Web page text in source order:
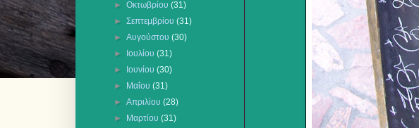
►Οκτωβρίου(31)
►Σεπτεμβρίου(31)
►Αυγούστου(30)
►
Ιουλίου(31)
►
Ιουνίου(30)
►
Μαΐου(31)
►Απριλίου(28)
►
Μαρτίου(31)